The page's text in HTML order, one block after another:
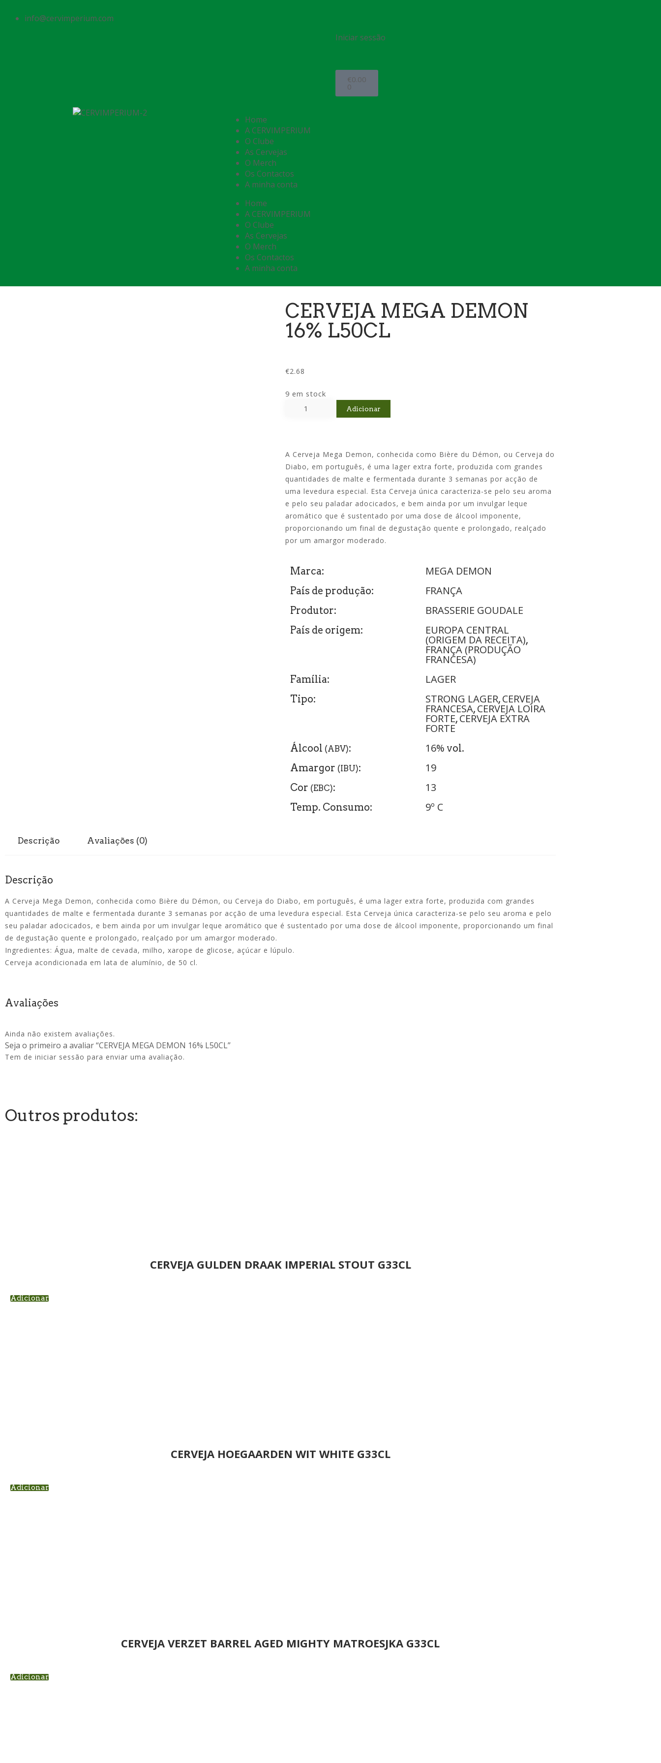
info@cervimperium.com
Iniciar sessão
€0.00
0
Home
A CERVIMPERIUM
O Clube
As Cervejas
O Merch
Os Contactos
A minha conta
Home
A CERVIMPERIUM
O Clube
As Cervejas
O Merch
Os Contactos
A minha conta
CERVEJA MEGA DEMON
16% L50CL
€2.68
9 em stock
Adicionar
A Cerveja Mega Demon, conhecida como Bière du Démon, ou Cerveja do
Diabo, em português, é uma lager extra forte, produzida com grandes
quantidades de malte e fermentada durante 3 semanas por acção de
uma levedura especial. Esta Cerveja única caracteriza-se pelo seu aroma
e pelo seu paladar adocicados, e bem ainda por um invulgar leque
aromático que é sustentado por uma dose de álcool imponente,
proporcionando um final de degustação quente e prolongado, realçado
por um amargor moderado.
Marca: MEGA DEMON
País de produção: FRANÇA
Produtor: BRASSERIE GOUDALE
País de origem: EUROPA CENTRAL
(ORIGEM DA RECEITA),
FRANÇA (PRODUÇÃO
FRANCESA)
Família: LAGER
Tipo: STRONG LAGER, CERVEJA
FRANCESA, CERVEJA LOIRA
FORTE, CERVEJA EXTRA
FORTE
Álcool (ABV): 16% vol.
Amargor (IBU): 19
Cor (EBC): 13
Temp. Consumo: 9º C
Descrição Avaliações (0)
Descrição
A Cerveja Mega Demon, conhecida como Bière du Démon, ou Cerveja do Diabo, em português, é uma lager extra forte, produzida com grandes
quantidades de malte e fermentada durante 3 semanas por acção de uma levedura especial. Esta Cerveja única caracteriza-se pelo seu aroma e pelo
seu paladar adocicados, e bem ainda por um invulgar leque aromático que é sustentado por uma dose de álcool imponente, proporcionando um final
de degustação quente e prolongado, realçado por um amargor moderado.
Ingredientes: Água, malte de cevada, milho, xarope de glicose, açúcar e lúpulo.
Cerveja acondicionada em lata de alumínio, de 50 cl.
Avaliações
Ainda não existem avaliações.
Seja o primeiro a avaliar “CERVEJA MEGA DEMON 16% L50CL”
Tem de iniciar sessão para enviar uma avaliação.
Outros produtos:
CERVEJA GULDEN DRAAK IMPERIAL STOUT G33CL
Adicionar
CERVEJA HOEGAARDEN WIT WHITE G33CL
Adicionar
CERVEJA VERZET BARREL AGED MIGHTY MATROESJKA G33CL
Adicionar